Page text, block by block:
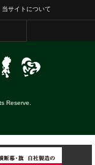
当サイトについて
Reserve.